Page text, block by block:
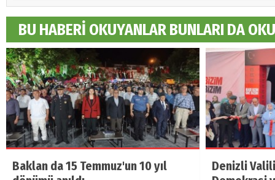
BU HABERİ OKUYANLAR BUNLARI DA
Baklan da 15 Temmuz'un 10 yıl
Denizli